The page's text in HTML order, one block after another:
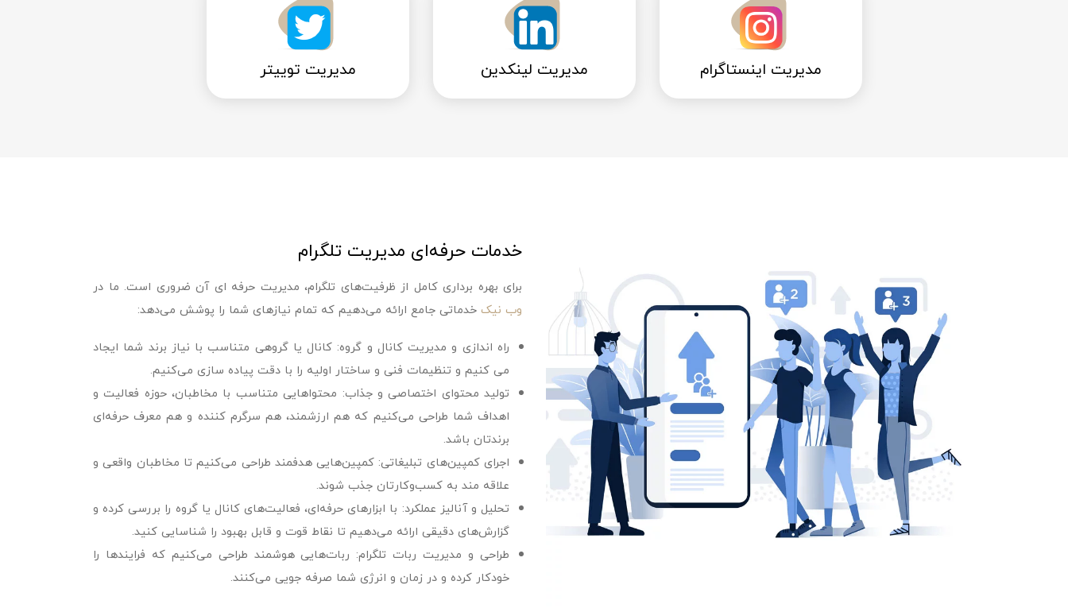
مدیریت اینستاگرام مدیریت لینکدین مدیریت توییتر
خدمات حرفه‌ای مدیریت تلگرام
برای بهره‌ برداری کامل از ظرفیت‌های تلگرام، مدیریت حرفه‌ ای آن ضروری است. ما در
وب نیک خدماتی جامع ارائه می‌دهیم که تمام نیازهای شما را پوشش می‌دهد:
راه‌ اندازی و مدیریت کانال و گروه: کانال یا گروهی متناسب با نیاز برند شما ایجاد
می‌ کنیم و تنظیمات فنی و ساختار اولیه را با دقت پیاده‌ سازی می‌کنیم.
تولید محتوای اختصاصی و جذاب: محتواهایی متناسب با مخاطبان، حوزه فعالیت و
اهداف شما طراحی می‌کنیم که هم ارزشمند، هم سرگرم‌ کننده و هم معرف حرفه‌ای
برندتان باشد.
اجرای کمپین‌های تبلیغاتی: کمپین‌هایی هدفمند طراحی می‌کنیم تا مخاطبان واقعی و
علاقه‌ مند به کسب‌وکارتان جذب شوند.
تحلیل و آنالیز عملکرد: با ابزارهای حرفه‌ای، فعالیت‌های کانال یا گروه را بررسی کرده و
گزارش‌های دقیقی ارائه می‌دهیم تا نقاط قوت و قابل بهبود را شناسایی کنید.
طراحی و مدیریت ربات تلگرام: ربات‌هایی هوشمند طراحی می‌کنیم که فرایندها را
خودکار کرده و در زمان و انرژی شما صرفه‌ جویی می‌کنند.